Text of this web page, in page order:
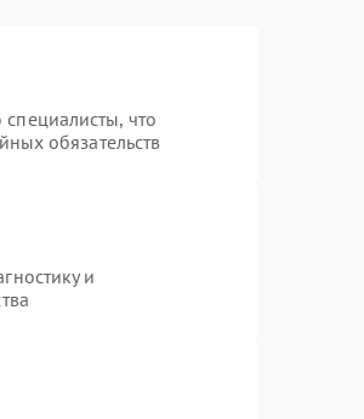
что
обязательств
и